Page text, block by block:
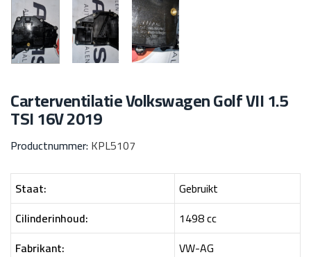
Carterventilatie Volkswagen Golf VII 1.5
TSI 16V 2019
Productnummer:KPL5107
Staat:
Gebruikt
Cilinderinhoud:
1498 cc
Fabrikant:
VW-AG